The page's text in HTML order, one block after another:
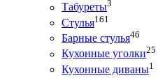
Табуреты3
Стулья161
Барные стулья46
Кухонные уголки25
Кухонные диваны1